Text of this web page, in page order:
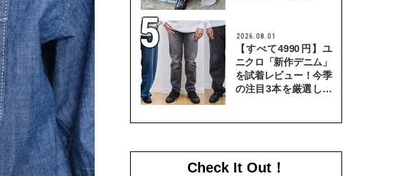
2026.08.01
【すべて4990円】ユ
ニクロ「新作デニム」
を試着レビュー！今季
の注目3本を厳選して
Check It Out！